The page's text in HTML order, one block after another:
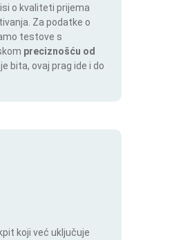
o kvaliteti prijema
Za podatke o
testove s
preciznošću od
bita, ovaj prag ide i do
koji već uključuje